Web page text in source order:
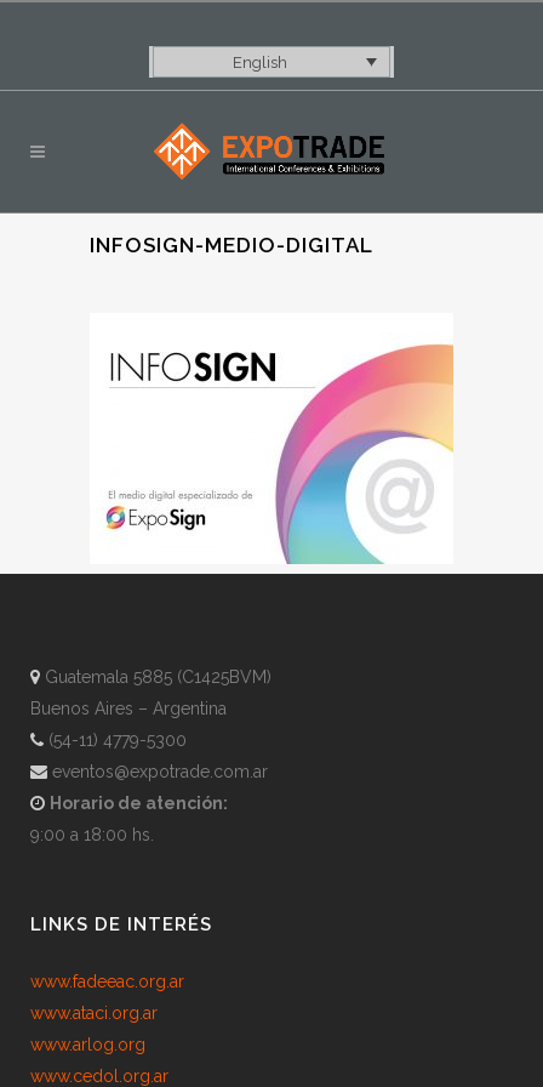
English
INFOSIGN-MEDIO-DIGITAL
Guatemala 5885 (C1425BVM)
Buenos Aires – Argentina
(54-11) 4779-5300
eventos@expotrade.com.ar
Horario de atención:
9:00 a 18:00 hs.
LINKS DE INTERÉS
www.fadeeac.org.ar
www.ataci.org.ar
www.arlog.org
www.cedol.org.ar